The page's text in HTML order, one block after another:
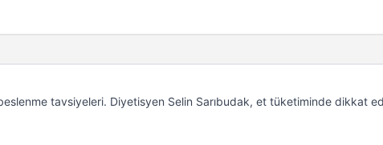
tavsiyeleri. Diyetisyen Selin Sarıbudak, et tüketiminde dikkat